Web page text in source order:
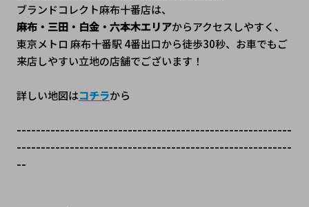
ブランドコレクト麻布十番店は、
麻布・三田・白金・六本木エリアからアクセスしやすく、
東京メトロ 麻布十番駅 4番出口から徒歩30秒、﻿お車でもご
来店しやすい立地の店舗でございます！
詳しい地図はコチラから
---------------------------------------------------------
---------------------------------------------------------
--